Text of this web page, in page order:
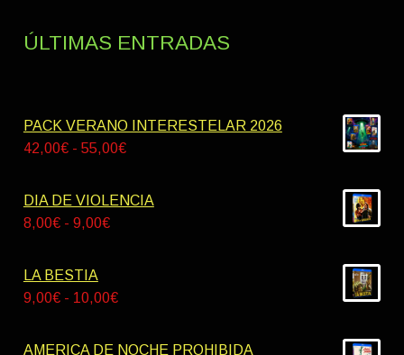
ÚLTIMAS ENTRADAS
PACK VERANO INTERESTELAR 2026
42,00€ - 55,00€Rango
precios:
DIA DE VIOLENCIA
8,00€ - 9,00€Rango
desde
LA BESTIA
9,00€ - 10,00€Rango
precios:
AMERICA DE NOCHE PROHIBIDA